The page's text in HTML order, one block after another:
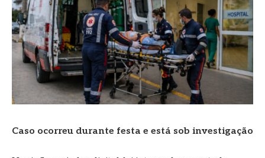
Caso ocorreu durante festa e está sob investigação